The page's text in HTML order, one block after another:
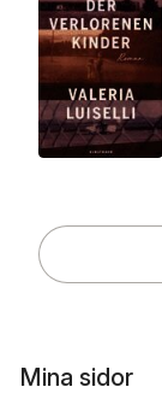
Mina sidor